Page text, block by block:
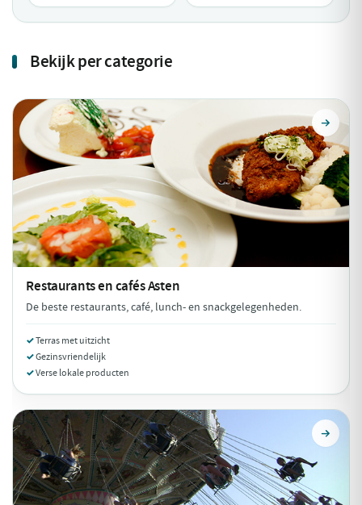
Bekijk per categorie
Restaurants en cafésAsten
De beste restaurants, café, lunch- en snackgelegenheden.
Terras met uitzicht
Gezinsvriendelijk
Verse lokale producten